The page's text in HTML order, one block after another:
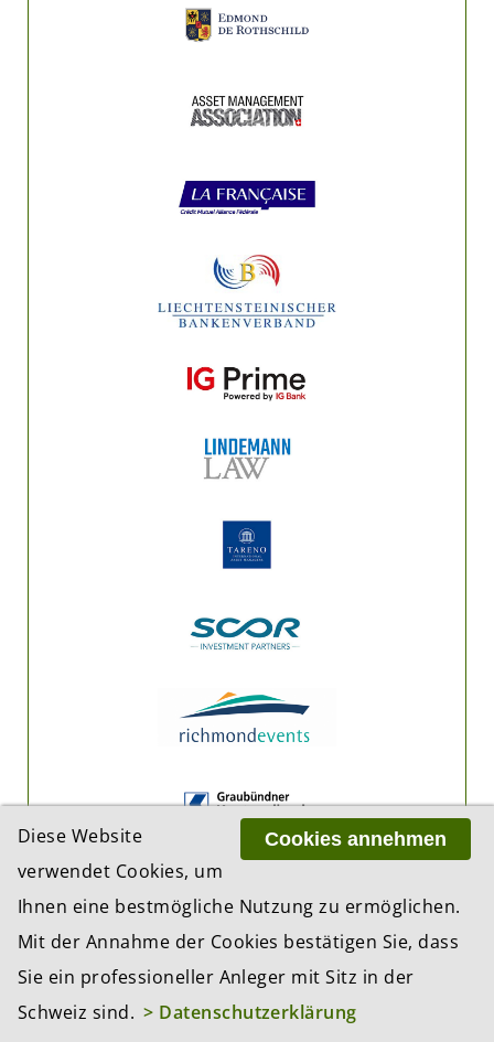
Cookies annehmen
Diese Website
verwendet Cookies, um
Ihnen eine bestmögliche Nutzung zu ermöglichen.
Mit der Annahme der Cookies bestätigen Sie, dass
Sie ein professioneller Anleger mit Sitz in der
Schweiz sind. > Datenschutzerklärung